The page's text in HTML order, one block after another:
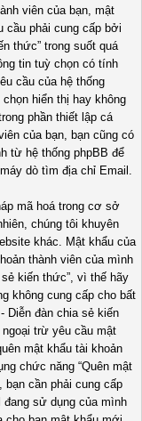
viên của bạn, mật
cầu phải cung cấp bởi
thức” trong suốt quá
tin tuỳ chọn có tính
cầu của hệ thống
hiển thị hay không
phần thiết lập cá
của bạn, bạn cũng có
từ hệ thống phpBB để
dò tìm địa chỉ Email.
mã hoá trong cơ sở
chúng tôi khuyên
khác. Mật khẩu của
thành viên của mình
kiến thức”, vì thế hãy
không cung cấp cho bất
Diễn đàn chia sẻ kiến
trừ yêu cầu mật
mật khẩu tài khoản
chức năng “Quên mật
bạn cần phải cung cấp
đang sử dụng của mình